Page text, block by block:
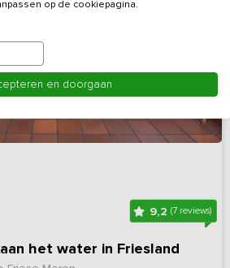
9,2(7 reviews)
het water in Friesland
op de cookiepagina.
en doorgaan